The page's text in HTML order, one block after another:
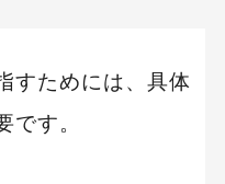
すためには、具体
です。